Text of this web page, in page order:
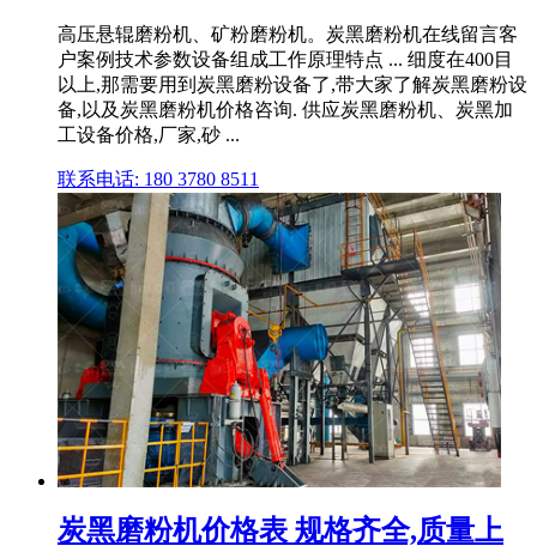
高压悬辊磨粉机、矿粉磨粉机。炭黑磨粉机在线留言客
户案例技术参数设备组成工作原理特点 ... 细度在400目
以上,那需要用到炭黑磨粉设备了,带大家了解炭黑磨粉设
备,以及炭黑磨粉机价格咨询. 供应炭黑磨粉机、炭黑加
工设备价格,厂家,砂 ...
联系电话: 180 3780 8511
炭黑磨粉机价格表 规格齐全,质量上